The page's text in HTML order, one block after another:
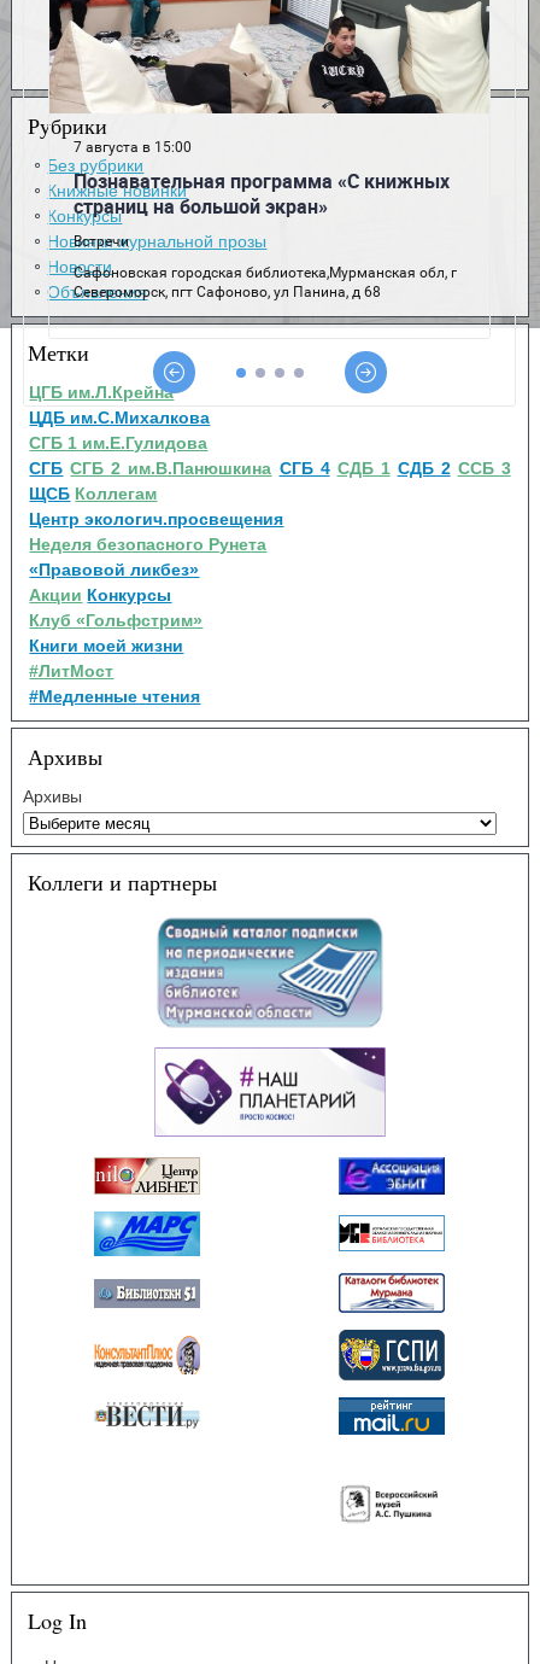
Рубрики
Без рубрики
Книжные новинки
Конкурсы
Новинки журнальной прозы
Новости
Объявления
Метки
ЦГБ им.Л.Крейна
ЦДБ им.С.Михалкова
СГБ 1 им.Е.Гулидова
СГБ СГБ 2 им.В.Панюшкина СГБ 4 СДБ 1 СДБ 2 ССБ 3
ЩСБ Коллегам
Центр экологич.просвещения
Неделя безопасного Рунета
«Правовой ликбез»
Акции Конкурсы
Клуб «Гольфстрим»
Книги моей жизни
#ЛитМост
#Медленные чтения
Архивы
Архивы
Коллеги и партнеры
Log In